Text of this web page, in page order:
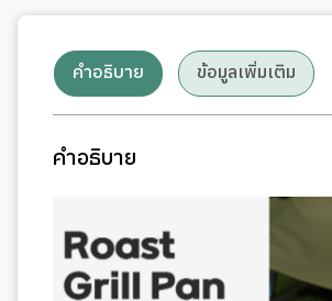
คำอธิบาย ข้อมูลเพิ่มเติม
คำอธิบาย